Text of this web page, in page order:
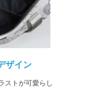
ザイン
ストが可愛らし